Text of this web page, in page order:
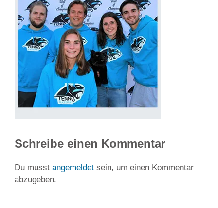
Schreibe einen Kommentar
Du musst angemeldet sein, um einen Kommentar
abzugeben.